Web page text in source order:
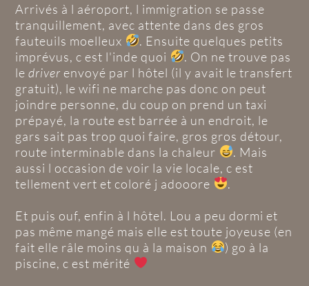
Arrivés à l aéroport, l immigration se passe
tranquillement, avec attente dans des gros
fauteuils moelleux
. Ensuite quelques petits
imprévus, c est l'inde quoi
. On ne trouve pas
ledriver envoyé par l hôtel (il y avait le transfert
gratuit), le wifi ne marche pas donc on peut
joindre personne, du coup on prend un taxi
prépayé, la route est barrée à un endroit, le
gars sait pas trop quoi faire, gros gros détour,
route interminable dans la chaleur
. Mais
aussi l occasion de voir la vie locale, c est
tellement vert et coloré j adooore
.
Et puis ouf, enfin à l hôtel. Lou a peu dormi et
pas même mangé mais elle est toute joyeuse (en
fait elle râle moins qu à la maison
) go à la
piscine, c est mérité